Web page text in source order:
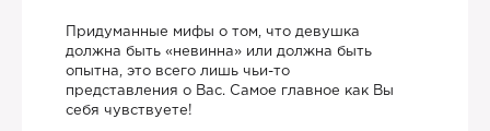
Придуманные мифы о том, что девушка
должна быть «невинна» или должна быть
опытна, это всего лишь чьи-то
представления о Вас. Самое главное как Вы
себя чувствуете!